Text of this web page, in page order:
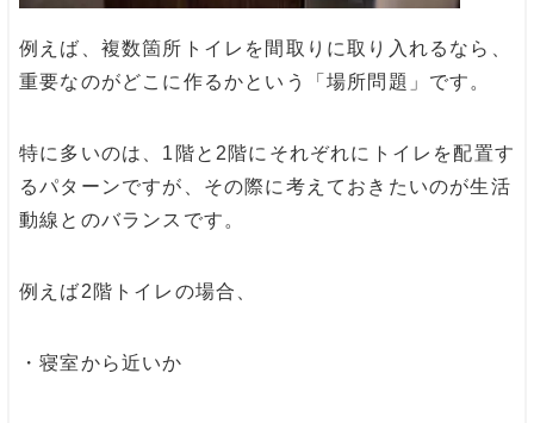
例えば、複数箇所トイレを間取りに取り入れるなら、
重要なのがどこに作るかという「場所問題」です。
特に多いのは、1階と2階にそれぞれにトイレを配置す
るパターンですが、その際に考えておきたいのが生活
動線とのバランスです。
例えば2階トイレの場合、
・寝室から近いか